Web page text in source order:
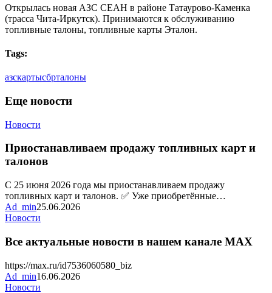
Открылась новая АЗС СЕАН в районе Татаурово-Каменка
(трасса Чита-Иркутск). Принимаются к обслуживанию
топливные талоны, топливные карты Эталон.
Tags:
азскартысбрталоны
Еще новости
Новости
топливных
и
Приостанавливаем продажу топливных карт и
талонов
С 25 июня 2026 года мы приостанавливаем продажу
топливных карт и талонов. ✅ Уже приобретённые…
Ad_min25.06.2026
Новости
новости
в
нашем
канале
MAX
Все актуальные новости в нашем канале MAX
https://max.ru/id7536060580_biz
Ad_min16.06.2026
Новости